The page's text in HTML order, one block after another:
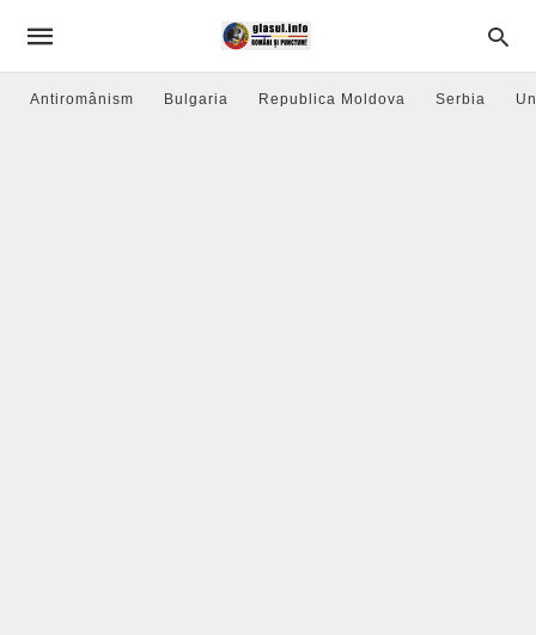
Antiromânism Bulgaria Republica Moldova Serbia